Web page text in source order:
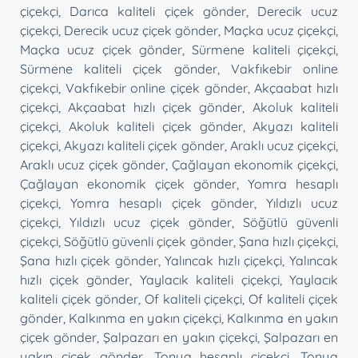
çiçekçi Darıca kaliteli çiçek gönder, Derecik ucuz
çiçekçi Derecik ucuz çiçek gönder Maçka ucuz çiçekçi
Maçka ucuz çiçek gönder ,Sürmene kaliteli çiçekçi
Sürmene kaliteli çiçek gönder, Vakfıkebir online
çiçekçi Vakfıkebir online çiçek gönder,Akçaabat hızlı
çiçekçi ,Akçaabat hızlı çiçek gönder
Akoluk kaliteli
çiçekçi
Akoluk kaliteli çiçek gönder,Akyazı kaliteli
çiçekçi ,Akyazı kaliteli çiçek gönder, Araklı ucuz çiçekçi
Araklı ucuz çiçek gönder Çağlayan ekonomik çiçekçi
Çağlayan ekonomik çiçek gönder
Yomra hesaplı
çiçekçi ,Yomra hesaplı çiçek gönder, Yıldızlı ucuz
çiçekçi ,Yıldızlı ucuz çiçek gönder, Söğütlü güvenli
çiçekçi ,Söğütlü güvenli çiçek gönder, Şana hızlı çiçekçi
Şana hızlı çiçek gönder,Yalıncak hızlı çiçekçi ,Yalıncak
hızlı çiçek gönder
Yaylacık kaliteli çiçekçi, Yaylacık
kaliteli çiçek gönder, Of kaliteli çiçekçi ,Of kaliteli çiçek
gönder Kalkınma en yakın çiçekçi Kalkınma en yakın
çiçek gönder ,Şalpazarı en yakın çiçekçi, Şalpazarı en